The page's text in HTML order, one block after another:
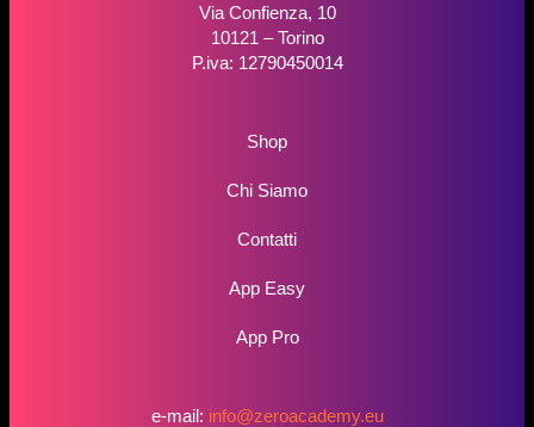
Via Confienza, 10
10121 – Torino
P.iva: 12790450014
Shop
Chi Siamo
Contatti
App Easy
App Pro
e-mail: info@zeroacademy.eu